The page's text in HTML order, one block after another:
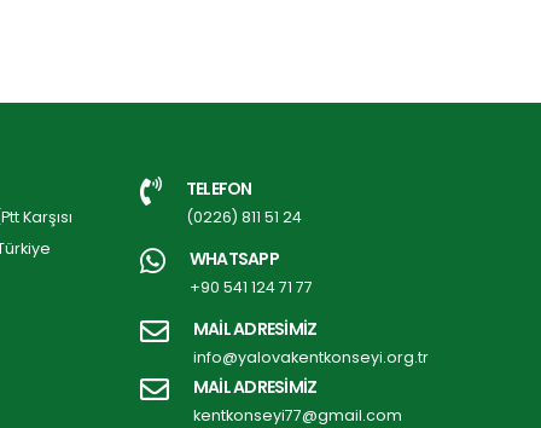
Karşısı
TELEFON
(0226) 811 51 24
WHATSAPP
+90 541 124 71 77
MAİL ADRESİMİZ
info@yalovakentkonseyi.org.tr
MAİL ADRESİMİZ
kentkonseyi77@gmail.com